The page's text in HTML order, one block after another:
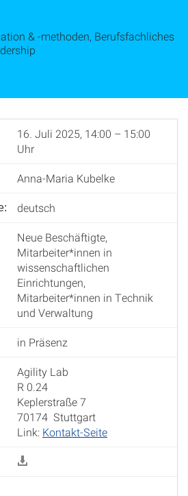
& ‑methoden, Berufsfachliches
16. Juli 2025, 14:00 – 15:00
Uhr
Anna-Maria Kubelke
deutsch
Neue Beschäftigte,
Mitarbeiter*innen in
wissenschaftlichen
Einrichtungen,
Mitarbeiter*innen in Technik
und Verwaltung
in Präsenz
Agility Lab
R 0.24
Keplerstraße 7
70174 Stuttgart
Link: Kontakt-Seite